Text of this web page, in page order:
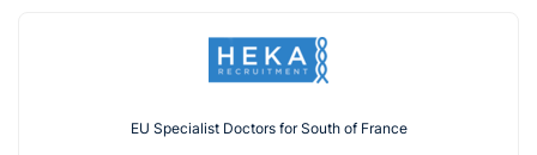
EU Specialist Doctors for South of France